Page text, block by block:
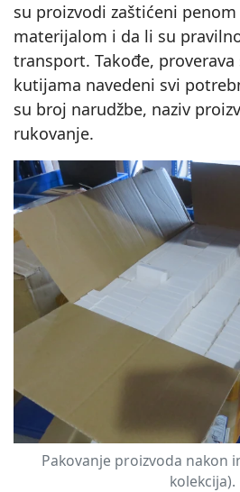
su proizvodi zaštićeni
materijalom i da li su
transport. Takođe, proverava
kutijama navedeni svi
su broj narudžbe, naziv
rukovanje.
Pakovanje proizvoda nakon
kolekcija).